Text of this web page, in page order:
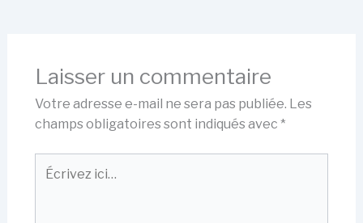
Laisser un commentaire
Votre adresse e-mail ne sera pas publiée. Les
champs obligatoires sont indiqués avec *
Écrivez
ici…